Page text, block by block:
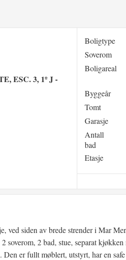
ESC. 3, 1º J -
Boligtype
Soverom
Boligareal
Byggeår
Tomt
Garasje
Antall
bad
Etasje
ved siden av brede strender i Mar
soverom, 2 bad, stue, separat
Den er fullt møblert, utstyrt, har en